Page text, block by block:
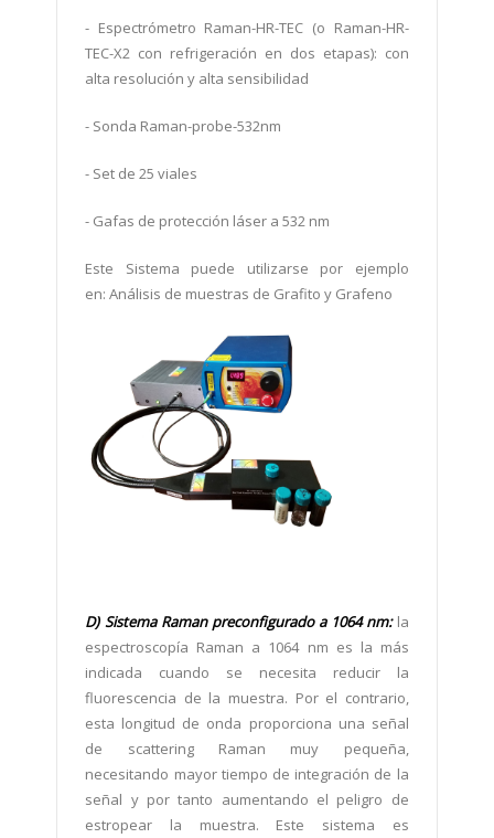
- Espectrómetro Raman-HR-TEC (o Raman-HR-
TEC-X2 con refrigeración en dos etapas): con
alta resolución y alta sensibilidad
- Sonda Raman-probe-532nm
- Set de 25 viales
- Gafas de protección láser a 532 nm
Este Sistema puede utilizarse por ejemplo
en:Análisis de muestras de Grafito y Grafeno
D) Sistema Raman preconfigurado a 1064 nm:la
espectroscopía Raman a 1064 nm es la más
indicada cuando se necesita reducir la
fluorescencia de la muestra. Por el contrario,
esta longitud de onda proporciona una señal
de scattering Raman muy pequeña,
necesitando mayor tiempo de integración de la
señal y por tanto aumentando el peligro de
estropear la muestra. Este sistema es